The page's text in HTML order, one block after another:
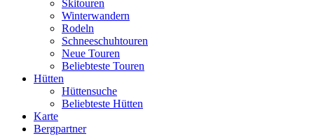
Skitouren
Winterwandern
Rodeln
Schneeschuhtouren
Neue Touren
Beliebteste Touren
Hütten
Hüttensuche
Beliebteste Hütten
Karte
Bergpartner